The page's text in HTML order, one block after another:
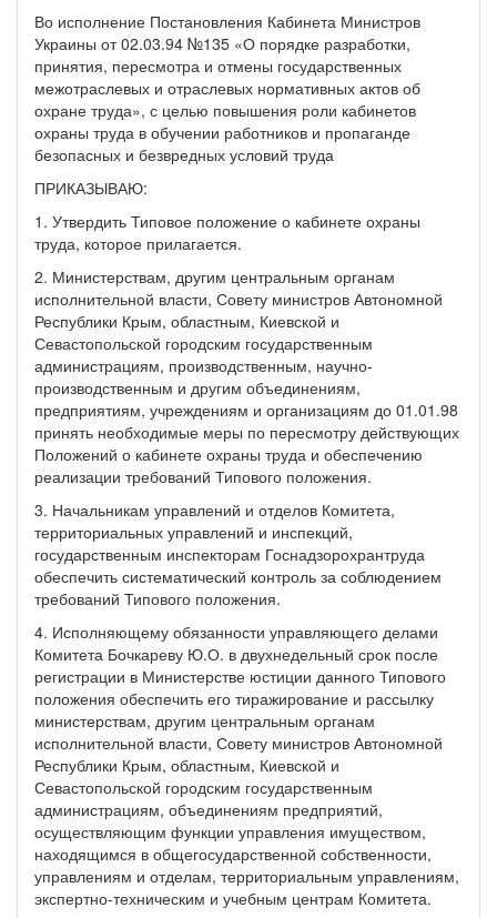
Во исполнение Постановления Кабинета Министров
Украины от 02.03.94 №135 «О порядке разработки,
принятия, пересмотра и отмены государственных
межотраслевых и отраслевых нормативных актов об
охране труда», с целью повышения роли кабинетов
охраны труда в обучении работников и пропаганде
безопасных и безвредных условий труда
ПРИКАЗЫВАЮ:
1. Утвердить Типовое положение о кабинете охраны
труда, которое прилагается.
2. Министерствам, другим центральным органам
исполнительной власти, Совету министров Автономной
Республики Крым, областным, Киевской и
Севастопольской городским государственным
администрациям, производственным, научно-
производственным и другим объединениям,
предприятиям, учреждениям и организациям до 01.01.98
принять необходимые меры по пересмотру действующих
Положений о кабинете охраны труда и обеспечению
реализации требований Типового положения.
3. Начальникам управлений и отделов Комитета,
территориальных управлений и инспекций,
государственным инспекторам Госнадзорохрантруда
обеспечить систематический контроль за соблюдением
требований Типового положения.
4. Исполняющему обязанности управляющего делами
Комитета Бочкареву Ю.О. в двухнедельный срок после
регистрации в Министерстве юстиции данного Типового
положения обеспечить его тиражирование и рассылку
министерствам, другим центральным органам
исполнительной власти, Совету министров Автономной
Республики Крым, областным, Киевской и
Севастопольской городским государственным
администрациям, объединениям предприятий,
осуществляющим функции управления имуществом,
находящимся в общегосударственной собственности,
управлениям и отделам, территориальным управлениям,
экспертно-техническим и учебным центрам Комитета.